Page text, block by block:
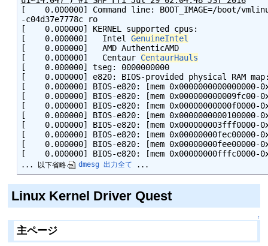
[    0.000000] Command line: BOOT_IMAGE=/boot/
-c04d37e7778c ro
[    0.000000] KERNEL supported cpus:
[    0.000000]   Intel GenuineIntel
[    0.000000]   AMD AuthenticAMD
[    0.000000]   Centaur CentaurHauls
[    0.000000] tseg: 0000000000
[    0.000000] e820: BIOS-provided physical RAM
[    0.000000] BIOS-e820: [mem 0x0000000000000000-
[    0.000000] BIOS-e820: [mem 0x000000000009fc00-
[    0.000000] BIOS-e820: [mem
[    0.000000] BIOS-e820: [mem
[    0.000000] BIOS-e820: [mem
[    0.000000] BIOS-e820: [mem
[    0.000000] BIOS-e820: [mem 0x00000000fee00000-
[    0.000000] BIOS-e820: [mem
... 以下省略 dmesg 出力全て
Linux Kernel Driver Quest
↑
主ページ